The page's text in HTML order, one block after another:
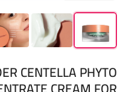
CENTELLA PHYTO